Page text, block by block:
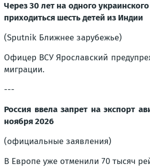
Через 30 лет на одного
приходиться шесть детей из Индии
(Sputnik Ближнее зарубежье)
Офицер ВСУ Ярославский
миграции.
---
Россия ввела запрет на экспорт
ноября 2026
(официальные заявления)
В Европе уже отменили 70 тысяч